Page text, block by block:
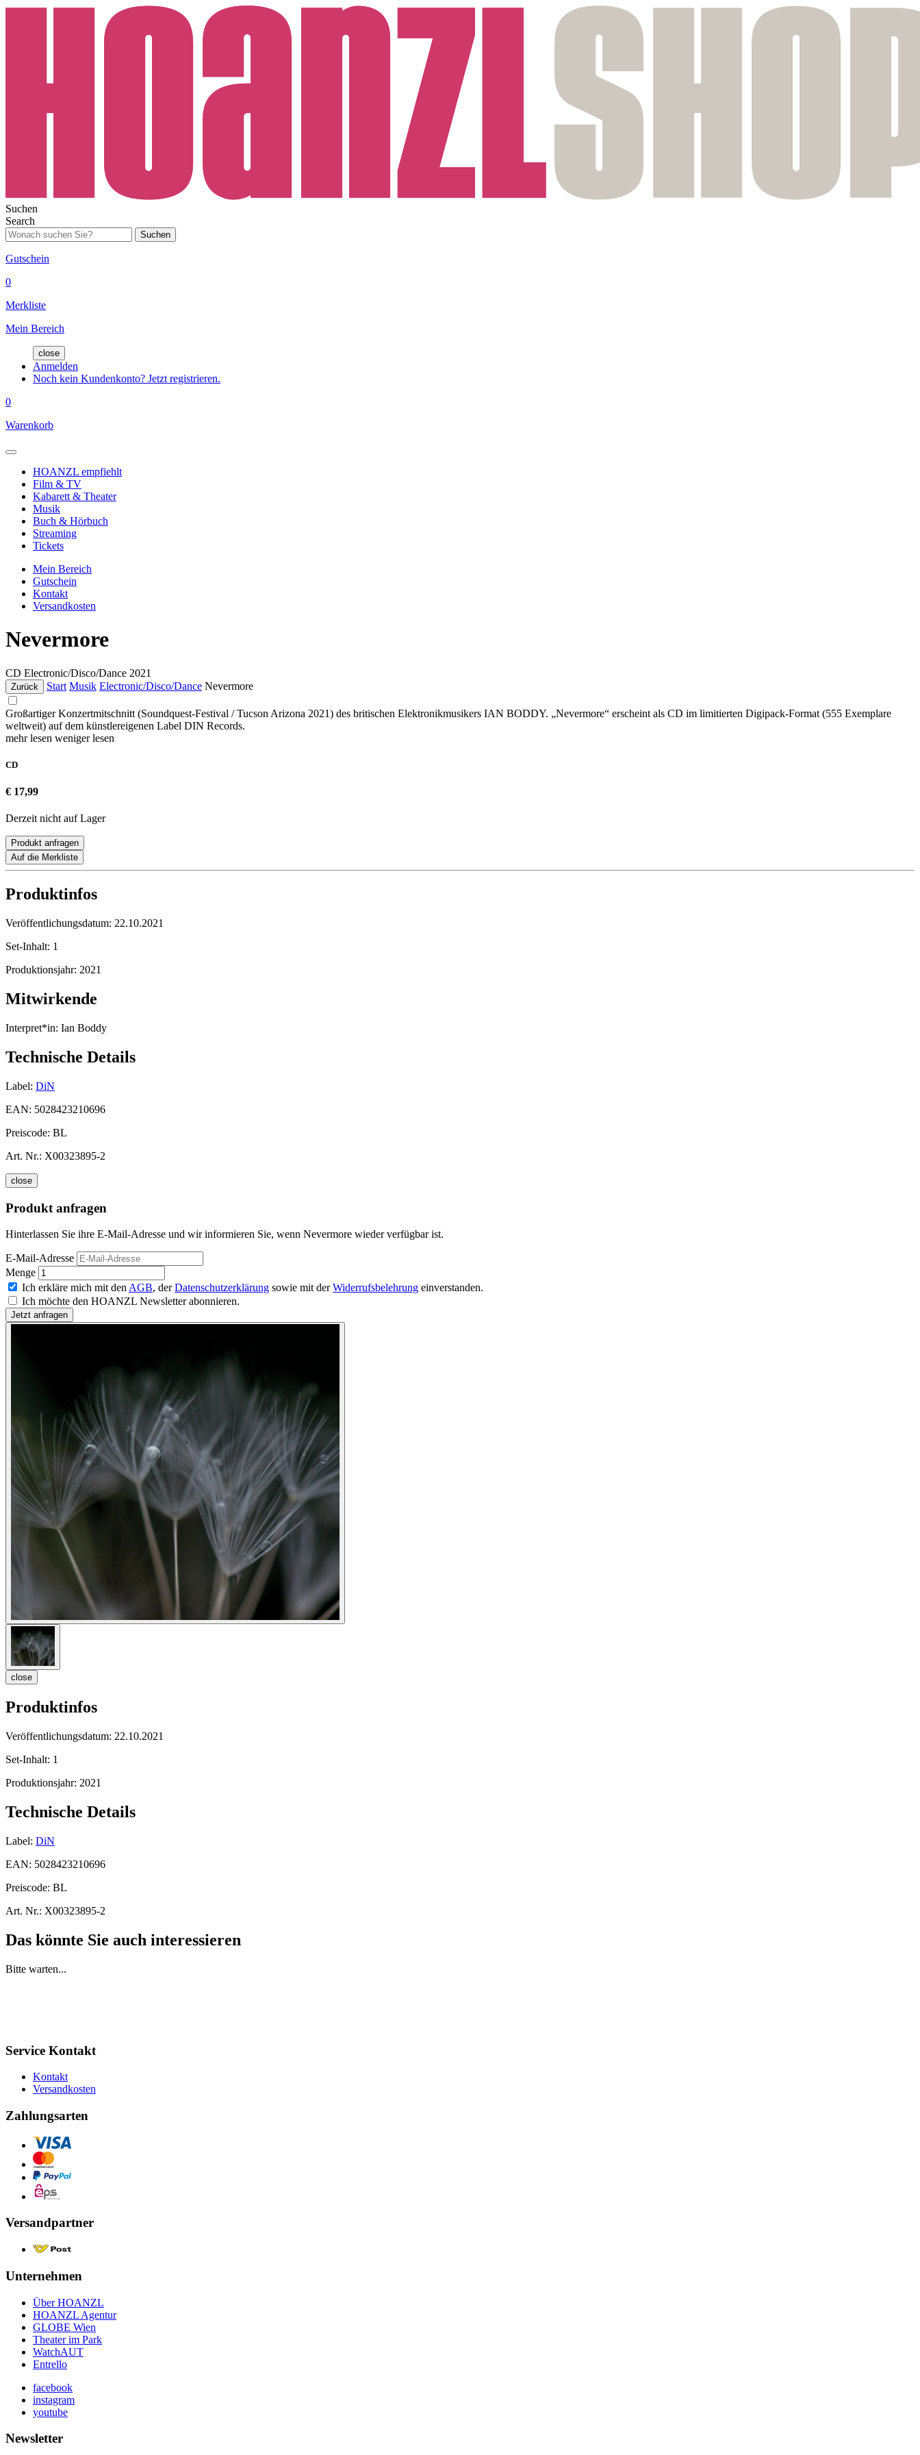
Suchen
Search
Suchen
Gutschein
0
Merkliste
Mein Bereich
close
Anmelden
Noch kein Kundenkonto? Jetzt registrieren.
0
Warenkorb
HOANZL empfiehlt
Film & TV
Kabarett & Theater
Musik
Buch & Hörbuch
Streaming
Tickets
Mein Bereich
Gutschein
Kontakt
Versandkosten
Nevermore
CD Electronic/Disco/Dance 2021
Zurück Start Musik Electronic/Disco/Dance Nevermore
Großartiger Konzertmitschnitt (Soundquest-Festival / Tucson Arizona 2021) des britischen Elektronikmusikers IAN BODDY. „Nevermore“ erscheint als CD im limitierten Digipack-Format (555 Exemplare
weltweit) auf dem künstlereigenen Label DIN Records.
mehr lesen weniger lesen
CD
€ 17,99
Derzeit nicht auf Lager
Produkt anfragen
Auf die Merkliste
Produktinfos
Veröffentlichungsdatum: 22.10.2021
Set-Inhalt: 1
Produktionsjahr: 2021
Mitwirkende
Interpret*in: Ian Boddy
Technische Details
Label: DiN
EAN: 5028423210696
Preiscode: BL
Art. Nr.: X00323895-2
close
Produkt anfragen
Hinterlassen Sie ihre E-Mail-Adresse und wir informieren Sie, wenn Nevermore wieder verfügbar ist.
E-Mail-Adresse
Menge
Ich erkläre mich mit den AGB, derDatenschutzerklärung sowie mit derWiderrufsbelehrung einverstanden.
Ich möchte den HOANZL Newsletter abonnieren.
close
Produktinfos
Veröffentlichungsdatum: 22.10.2021
Set-Inhalt: 1
Produktionsjahr: 2021
Technische Details
Label: DiN
EAN: 5028423210696
Preiscode: BL
Art. Nr.: X00323895-2
Das könnte Sie auch interessieren
Bitte warten...
Service Kontakt
Kontakt
Versandkosten
Zahlungsarten
Versandpartner
Unternehmen
Über HOANZL
HOANZL Agentur
GLOBE Wien
Theater im Park
WatchAUT
Entrello
facebook
instagram
youtube
Newsletter